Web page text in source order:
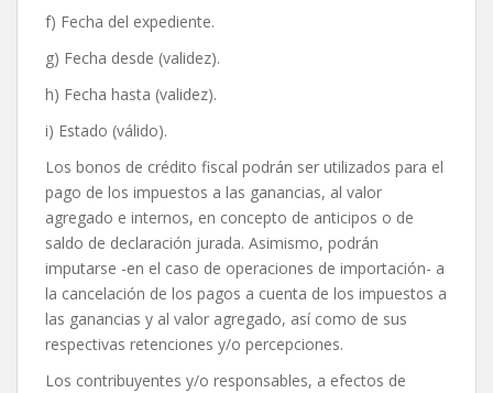
f) Fecha del expediente.
g) Fecha desde (validez).
h) Fecha hasta (validez).
i) Estado (válido).
Los bonos de crédito fiscal podrán ser utilizados para el
pago de los impuestos a las ganancias, al valor
agregado e internos, en concepto de anticipos o de
saldo de declaración jurada. Asimismo, podrán
imputarse -en el caso de operaciones de importación- a
la cancelación de los pagos a cuenta de los impuestos a
las ganancias y al valor agregado, así como de sus
respectivas retenciones y/o percepciones.
Los contribuyentes y/o responsables, a efectos de